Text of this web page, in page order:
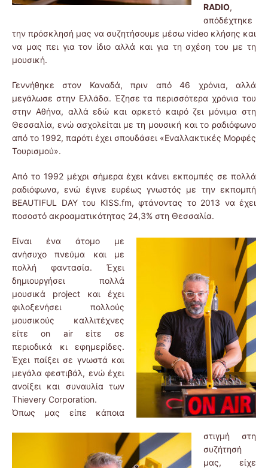
RADIO,
απόδέχτηκε
την πρόσκλησή μας να συζητήσουμε μέσω video κλήσης και
να μας πει για τον ίδιο αλλά και για τη σχέση του με τη
μουσική.
Γεννήθηκε στον Καναδά, πριν από 46 χρόνια, αλλά
μεγάλωσε στην Ελλάδα. Έζησε τα περισσότερα χρόνια του
στην Αθήνα, αλλά εδώ και αρκετό καιρό ζει μόνιμα στη
Θεσσαλία, ενώ ασχολείται με τη μουσική και το ραδιόφωνο
από το 1992, παρότι έχει σπουδάσει «Εναλλακτικές Μορφές
Τουρισμού».
Από το 1992 μέχρι σήμερα έχει κάνει εκπομπές σε πολλά
ραδιόφωνα, ενώ έγινε ευρέως γνωστός με την εκπομπή
BEAUTIFUL DAY του KISS.fm, φτάνοντας το 2013 να έχει
ποσοστό ακροαματικότητας 24,3% στη Θεσσαλία.
Είναι ένα άτομο με
ανήσυχο πνεύμα και με
πολλή φαντασία. Έχει
δημιουργήσει πολλά
μουσικά project και έχει
φιλοξενήσει πολλούς
μουσικούς καλλιτέχνες
είτε on air είτε σε
περιοδικά κι εφημερίδες.
Έχει παίξει σε γνωστά και
μεγάλα φεστιβάλ, ενώ έχει
ανοίξει και συναυλία των
Thievery Corporation.
Όπως μας είπε κάποια
στιγμή στη
συζήτησή
μας, είχε